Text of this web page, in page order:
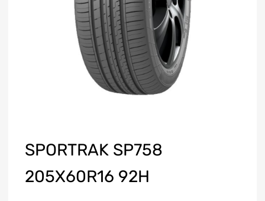
SPORTRAK SP758
205X60R16 92H